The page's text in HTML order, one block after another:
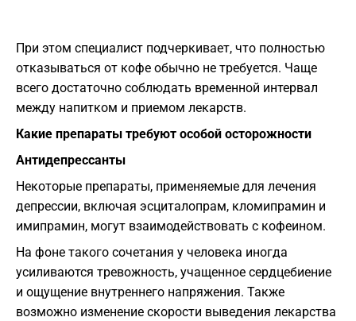
При этом специалист подчеркивает, что полностью
отказываться от кофе обычно не требуется. Чаще
всего достаточно соблюдать временной интервал
между напитком и приемом лекарств.
Какие препараты требуют особой осторожности
Антидепрессанты
Некоторые препараты, применяемые для лечения
депрессии, включая эсциталопрам, кломипрамин и
имипрамин, могут взаимодействовать с кофеином.
На фоне такого сочетания у человека иногда
усиливаются тревожность, учащенное сердцебиение
и ощущение внутреннего напряжения. Также
возможно изменение скорости выведения лекарства